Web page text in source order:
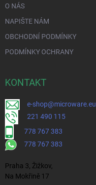
O NÁS
NAPIŠTE NÁM
OBCHODNÍ PODMÍNKY
PODMÍNKY OCHRANY
KONTAKT
e-shop@microware.eu
221 490 115
778 767 383
778 767 383
Praha 3, Žižkov,
Na Mokřině 17